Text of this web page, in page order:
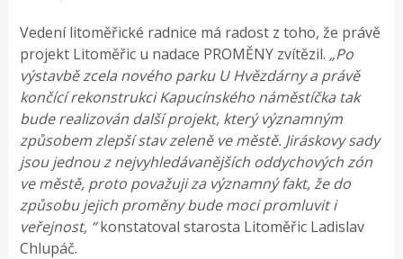
Vedení litoměřické radnice má radost z toho, že právě
projekt Litoměřic u nadace PROMĚNY zvítězil. „Po
výstavbě zcela nového parku U Hvězdárny a právě
končící rekonstrukci Kapucínského náměstíčka tak
bude realizován další projekt, který významným
způsobem zlepší stav zeleně ve městě. Jiráskovy sady
jsou jednou z nejvyhledávanějších oddychových zón
ve městě, proto považuji za významný fakt, že do
způsobu jejich proměny bude moci promluvit i
veřejnost, “konstatoval starosta Litoměřic Ladislav
Chlupáč.